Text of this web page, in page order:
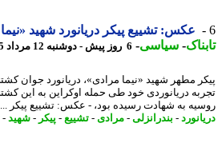
عکس: تشییع پیکر دریانورد شهید «نیما
-سیاسی-6 روز پیش - دوشنبه 12 مرداد 1405، 20:00
مطهر شهید «نیما مرادی»، دریانورد جوان کشتی
دریانوردی خود طی حمله اوکراین به این کشتی
به شهادت رسیده بود، - عکس: تشییع پیکر ...
-بندرانزلی-مرادی -تشییع-پیکر -شهید-